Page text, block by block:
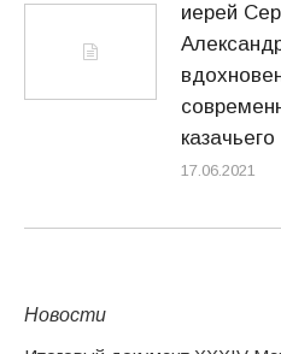
иерей
17.06.2021
Новости